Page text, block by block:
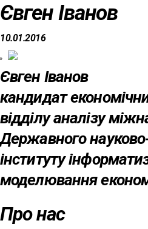
Євген Іванов
10.01.2016
Євген Іванов
кандидат
відділу аналізу
Державного
інституту
моделювання
Про нас